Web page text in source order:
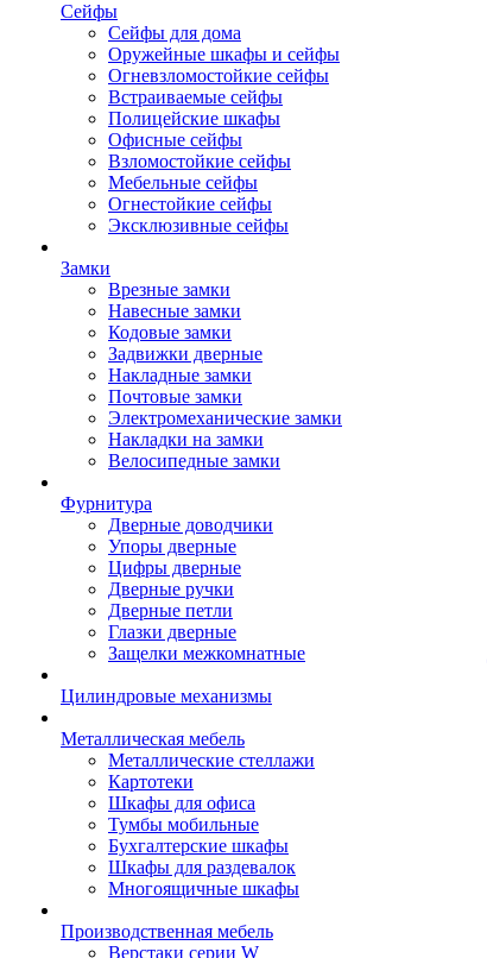
Сейфы
Сейфы для дома
Оружейные шкафы и сейфы
Огневзломостойкие сейфы
Встраиваемые сейфы
Полицейские шкафы
Офисные сейфы
Взломостойкие сейфы
Мебельные сейфы
Огнестойкие сейфы
Эксклюзивные сейфы
Замки
Врезные замки
Навесные замки
Кодовые замки
Задвижки дверные
Накладные замки
Почтовые замки
Электромеханические замки
Накладки на замки
Велосипедные замки
Фурнитура
Дверные доводчики
Упоры дверные
Цифры дверные
Дверные ручки
Дверные петли
Глазки дверные
Защелки межкомнатные
Цилиндровые механизмы
Металлическая мебель
Металлические стеллажи
Картотеки
Шкафы для офиса
Тумбы мобильные
Бухгалтерские шкафы
Шкафы для раздевалок
Многоящичные шкафы
Производственная мебель
Верстаки серии W